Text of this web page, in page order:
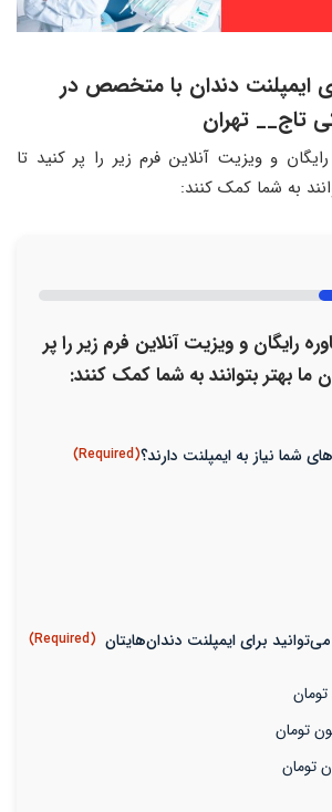
ایمپلنت دندان با متخصص در
تاج__ تهران
و ویزیت آنلاین فرم زیر را پر کنید تا
به شما کمک کنند:
رایگان و ویزیت آنلاین فرم زیر را پر
بهتر بتوانند به شما کمک کنند:
(Required)
برای ایمپلنت دندان‌هایتان (Required)